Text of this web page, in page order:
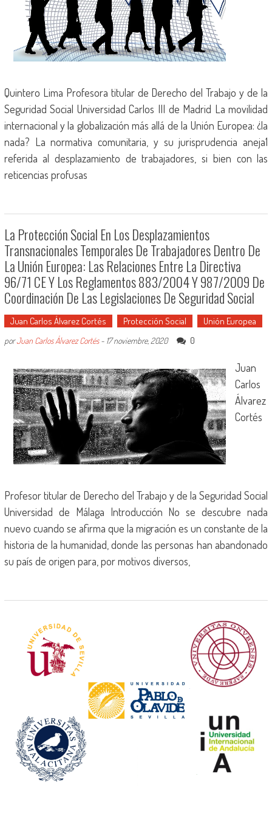
Quintero Lima Profesora titular de Derecho del Trabajo y de la
Seguridad Social Universidad Carlos III de Madrid La movilidad
internacional y la globalización más allá de la Unión Europea: ¿la
nada? La normativa comunitaria, y su jurisprudencia aneja1
referida al desplazamiento de trabajadores, si bien con las
reticencias profusas
La Protección Social En Los Desplazamientos
Transnacionales Temporales De Trabajadores Dentro De
La Unión Europea: Las Relaciones Entre La Directiva
96/71 CE Y Los Reglamentos 883/2004 Y 987/2009 De
Coordinación De Las Legislaciones De Seguridad Social
Juan Carlos Álvarez Cortés Protección Social Unión Europea
porJuan Carlos Álvarez Cortés- 17 noviembre, 2020 0
Juan
Carlos
Álvarez
Cortés
Profesor titular de Derecho del Trabajo y de la Seguridad Social
Universidad de Málaga Introducción No se descubre nada
nuevo cuando se afirma que la migración es un constante de la
historia de la humanidad, donde las personas han abandonado
su país de origen para, por motivos diversos,